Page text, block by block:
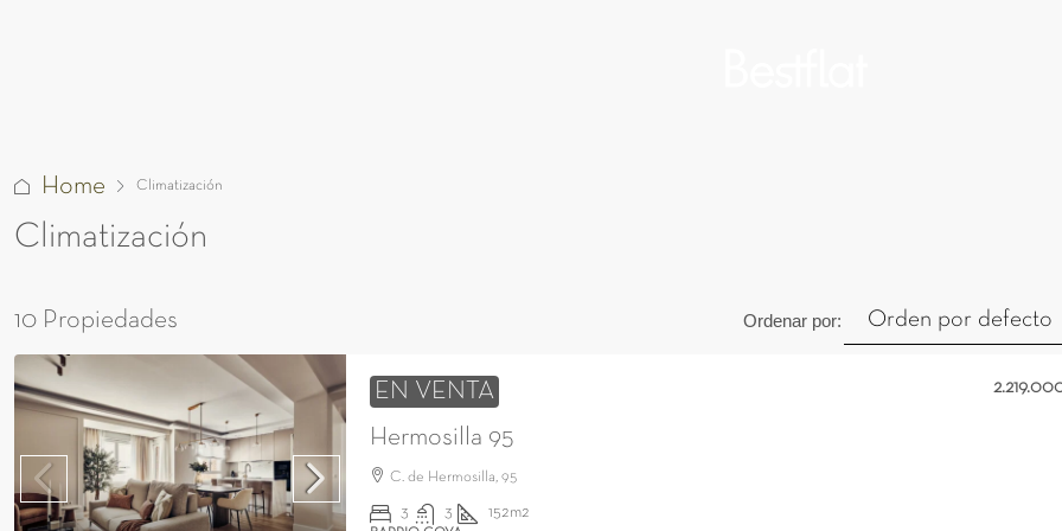
Home Climatización
Climatización
10 Propiedades Ordenar por: Orden por defecto
EN VENTA
Hermosilla 95
C. de Hermosilla, 95
3 3 152m2